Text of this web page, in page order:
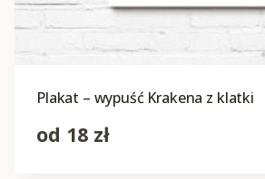
Plakat – wypuść Krakena z klatki
od 18 zł